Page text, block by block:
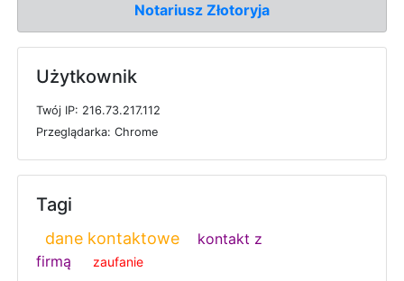
Notariusz Złotoryja
Użytkownik
Twój IP: 216.73.217.112
Przeglądarka: Chrome
Tagi
dane kontaktowe
kontakt z
firmą
zaufanie